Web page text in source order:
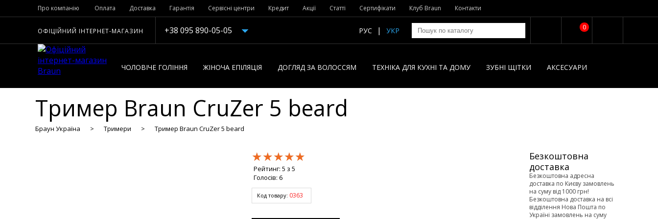
Про компанію Оплата Доставка Гарантія Сервісні центри Кредит Акції Статті Сертифікати Клуб Braun Контакти
ОФІЦІЙНИЙ ІНТЕРНЕТ-МАГАЗИН +38 095 890-05-05 0
РУС УКР
ЧОЛОВІЧЕ ГОЛІННЯ ЖІНОЧА ЕПІЛЯЦІЯ ДОГЛЯД ЗА ВОЛОССЯМ ТЕХНІКА ДЛЯ КУХНІ ТА ДОМУ ЗУБНІ ЩІТКИ AКСЕСУАРИ
Тример Braun CruZer 5 beard
Браун Україна Тримери Тример Braun CruZer 5 beard
★★★★★
★★★★★
★★★★★
Рейтинг: 5 з 5
Голосів: 6
Код товару: 0363
Безкоштовна
доставка
Безкоштовна адресна
доставка по Києву замовлень
на суму від 1000 грн!
Безкоштовна доставка на всі
відділення Нова Пошта по
Україні замовлень на суму